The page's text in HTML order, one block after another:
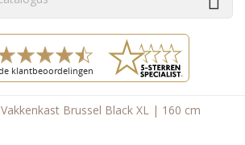
Vakkenkast Brussel Black XL | 160 cm